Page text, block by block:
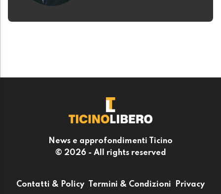
News e approfondimenti Ticino
© 2026 - All rights reserved
Contatti & Policy Termini & Condizioni Privacy